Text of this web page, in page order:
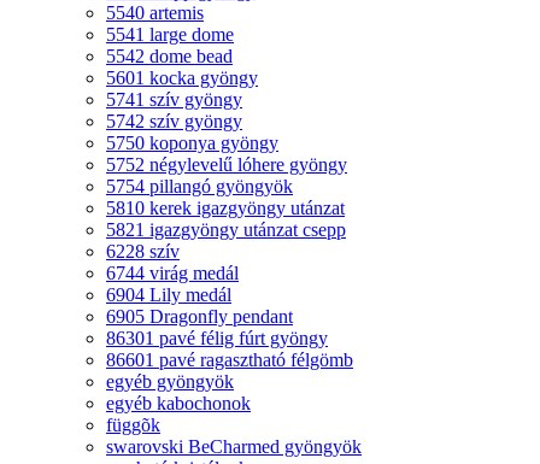
5540 artemis
5541 large dome
5542 dome bead
5601 kocka gyöngy
5741 szív gyöngy
5742 szív gyöngy
5750 koponya gyöngy
5752 négylevelű lóhere gyöngy
5754 pillangó gyöngyök
5810 kerek igazgyöngy utánzat
5821 igazgyöngy utánzat csepp
6228 szív
6744 virág medál
6904 Lily medál
6905 Dragonfly pendant
86301 pavé félig fúrt gyöngy
86601 pavé ragasztható félgömb
egyéb gyöngyök
egyéb kabochonok
függõk
swarovski BeCharmed gyöngyök